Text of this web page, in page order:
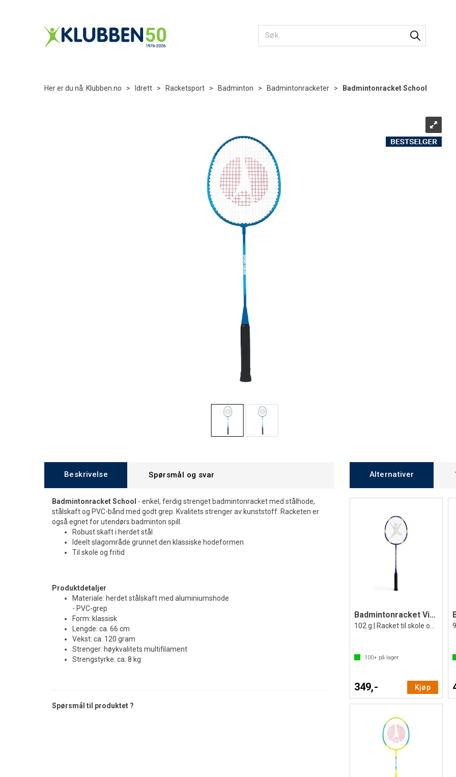
Her er du nå: Klubben.no > Idrett > Racketsport > Badminton > Badmintonracketer > Badmintonracket School
Beskrivelse Spørsmål og svar
Badmintonracket School - enkel, ferdig strenget badmintonracket med stålhode,
stålskaft og PVC-bånd med godt grep. Kvalitets strenger av kunststoff. Racketen er
også egnet for utendørs badminton spill.
Robust skaft i herdet stål
Ideelt slagområde grunnet den klassiske hodeformen
Til skole og fritid
Produktdetaljer
Materiale: herdet stålskaft med aluminiumshode
- PVC-grep
Form: klassisk
Lengde: ca. 66 cm
Vekst: ca. 120 gram
Strenger: høykvalitets multifilament
Strengstyrke: ca. 8 kg
Spørsmål til produktet ?
Alternativer
Badmintonracket Vibe 600
100+ på lager
349,- Kjøp